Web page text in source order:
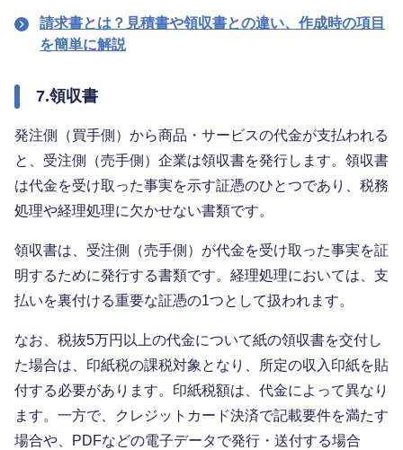
請求書とは？見積書や領収書との違い、作成時の項目
を簡単に解説
7.領収書
発注側（買手側）から商品・サービスの代金が支払われる
と、受注側（売手側）企業は領収書を発行します。領収書
は代金を受け取った事実を示す証憑のひとつであり、税務
処理や経理処理に欠かせない書類です。
領収書は、受注側（売手側）が代金を受け取った事実を証
明するために発行する書類です。経理処理においては、支
払いを裏付ける重要な証憑の1つとして扱われます。
なお、税抜5万円以上の代金について紙の領収書を交付し
た場合は、印紙税の課税対象となり、所定の収入印紙を貼
付する必要があります。印紙税額は、代金によって異なり
ます。一方で、クレジットカード決済で記載要件を満たす
場合や、PDFなどの電子データで発行・送付する場合